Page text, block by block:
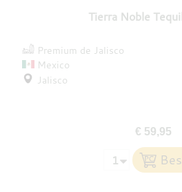
Tierra Noble
Premium de Jalisco
Mexico
Jalisco
€ 59,95